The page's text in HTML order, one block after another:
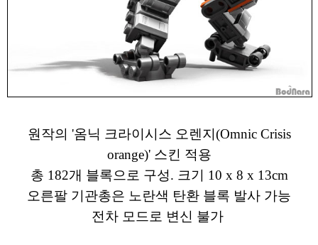
원작의 '옴닉 크라이시스 오렌지(Omnic Crisis
orange)' 스킨 적용
총 182개 블록으로 구성. 크기 10 x 8 x 13cm
오른팔 기관총은 노란색 탄환 블록 발사 가능
전차 모드로 변신 불가